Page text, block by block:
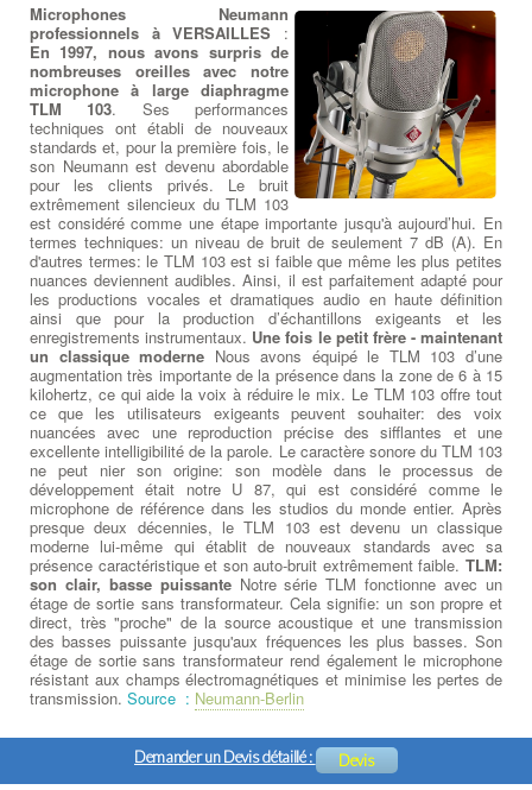
Microphones Neumann
professionnels à VERSAILLES :
En 1997, nous avons surpris de
nombreuses oreilles avec notre
microphone à large diaphragme
TLM 103. Ses performances
techniques ont établi de nouveaux
standards et, pour la première fois, le
son Neumann est devenu abordable
pour les clients privés. Le bruit
extrêmement silencieux du TLM 103
est considéré comme une étape importante jusqu'à aujourd’hui. En
termes techniques: un niveau de bruit de seulement 7 dB (A). En
d'autres termes: le TLM 103 est si faible que même les plus petites
nuances deviennent audibles. Ainsi, il est parfaitement adapté pour
les productions vocales et dramatiques audio en haute définition
ainsi que pour la production d’échantillons exigeants et les
enregistrements instrumentaux. Une fois le petit frère - maintenant
un classique moderne Nous avons équipé le TLM 103 d’une
augmentation très importante de la présence dans la zone de 6 à 15
kilohertz, ce qui aide la voix à réduire le mix. Le TLM 103 offre tout
ce que les utilisateurs exigeants peuvent souhaiter: des voix
nuancées avec une reproduction précise des sifflantes et une
excellente intelligibilité de la parole. Le caractère sonore du TLM 103
ne peut nier son origine: son modèle dans le processus de
développement était notre U 87, qui est considéré comme le
microphone de référence dans les studios du monde entier. Après
presque deux décennies, le TLM 103 est devenu un classique
moderne lui-même qui établit de nouveaux standards avec sa
présence caractéristique et son auto-bruit extrêmement faible. TLM:
son clair, basse puissanteNotre série TLM fonctionne avec un
étage de sortie sans transformateur. Cela signifie: un son propre et
direct, très "proche" de la source acoustique et une transmission
des basses puissante jusqu'aux fréquences les plus basses. Son
étage de sortie sans transformateur rend également le microphone
résistant aux champs électromagnétiques et minimise les pertes de
transmission. Source : Neumann-Berlin
Demander un Devis détaillé : Devis